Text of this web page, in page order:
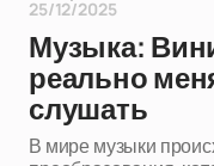
25/12/2025
Музыка:
реально
слушать
В мире музыки